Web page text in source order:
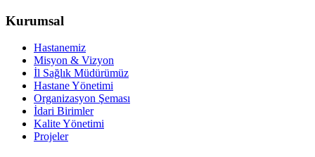
Kurumsal
Hastanemiz
Misyon & Vizyon
İl Sağlık Müdürümüz
Hastane Yönetimi
Organizasyon Şeması
İdari Birimler
Kalite Yönetimi
Projeler